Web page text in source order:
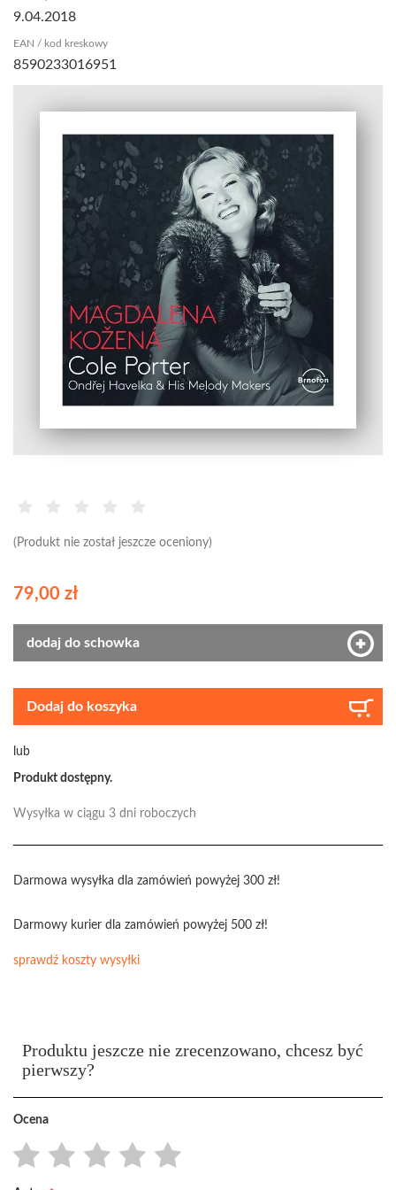
(Produkt nie został jeszcze oceniony)
9.04.2018
EAN / kod kreskowy
8590233016951
79,00 zł
dodaj do schowka
Dodaj do koszyka
lub
Produkt dostępny.
Wysyłka w ciągu 3 dni roboczych
Darmowa wysyłka dla zamówień powyżej 300 zł!
Darmowy kurier dla zamówień powyżej 500 zł!
sprawdź koszty wysyłki
Produktu jeszcze nie zrecenzowano, chcesz być
pierwszy?
Ocena